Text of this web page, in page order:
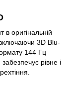
оригінальній
3D Blu-
144 Гц
рівне і